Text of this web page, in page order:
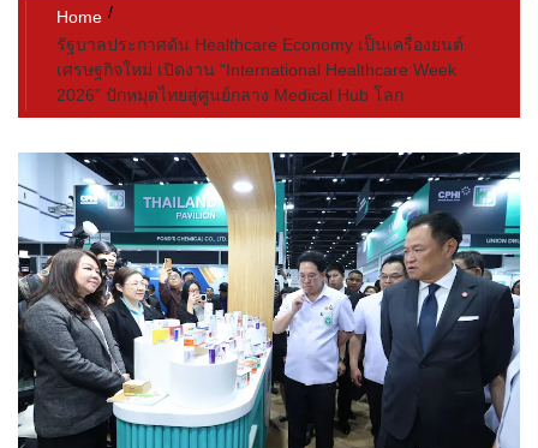
Home
รัฐบาลประกาศดัน Healthcare Economy เป็นเครื่องยนต์
เศรษฐกิจใหม่ เปิดงาน “International Healthcare Week
2026” ปักหมุดไทยสู่ศูนย์กลาง Medical Hub โลก